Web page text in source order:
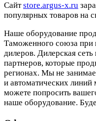
Cайтstore.argus-x.ru
популярных товаров на
Наше оборудование
Таможенного союза при
дилеров. Дилерская
партнеров, которые
регионах. Мы не
и автоматических
можете попросить
наше оборудование.